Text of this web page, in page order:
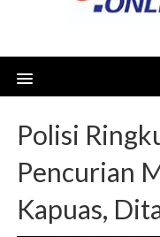
Polisi
Pencurian
Kapuas,